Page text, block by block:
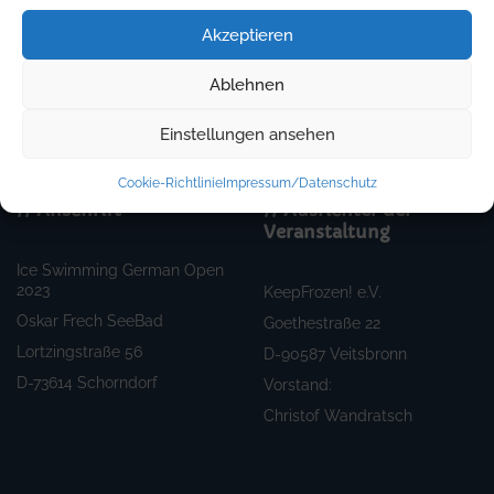
Akzeptieren
Ablehnen
Einstellungen ansehen
Cookie-RichtlinieImpressum/Datenschutz
Bloggen!
// Anschrift
Ice Swimming German Open
2023
Oskar Frech SeeBad
Lortzingstraße 56
D-73614 Schorndorf
// Ausrichter der
Veranstaltung
KeepFrozen! e.V.
Goethestraße 22
D-90587 Veitsbronn
Vorstand:
Christof Wandratsch